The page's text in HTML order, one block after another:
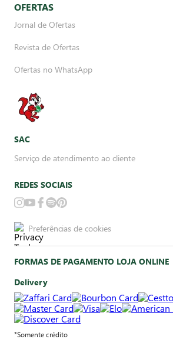
OFERTAS
Jornal de Ofertas
Revista de Ofertas
Ofertas no WhatsApp
SAC
Serviço de atendimento ao cliente
REDES SOCIAIS
Preferências de cookies
FORMAS DE PAGAMENTO LOJA ONLINE
Delivery
*Somente crédito